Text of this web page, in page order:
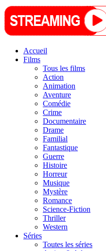
Accueil
Films
Tous les films
Action
Animation
Aventure
Comédie
Crime
Documentaire
Drame
Familial
Fantastique
Guerre
Histoire
Horreur
Musique
Mystère
Romance
Science-Fiction
Thriller
Western
Séries
Toutes les séries